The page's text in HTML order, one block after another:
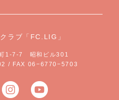
ラブ「FC.LIG」
1-7-7 昭和ビル301
/ FAX 06−6770−5703